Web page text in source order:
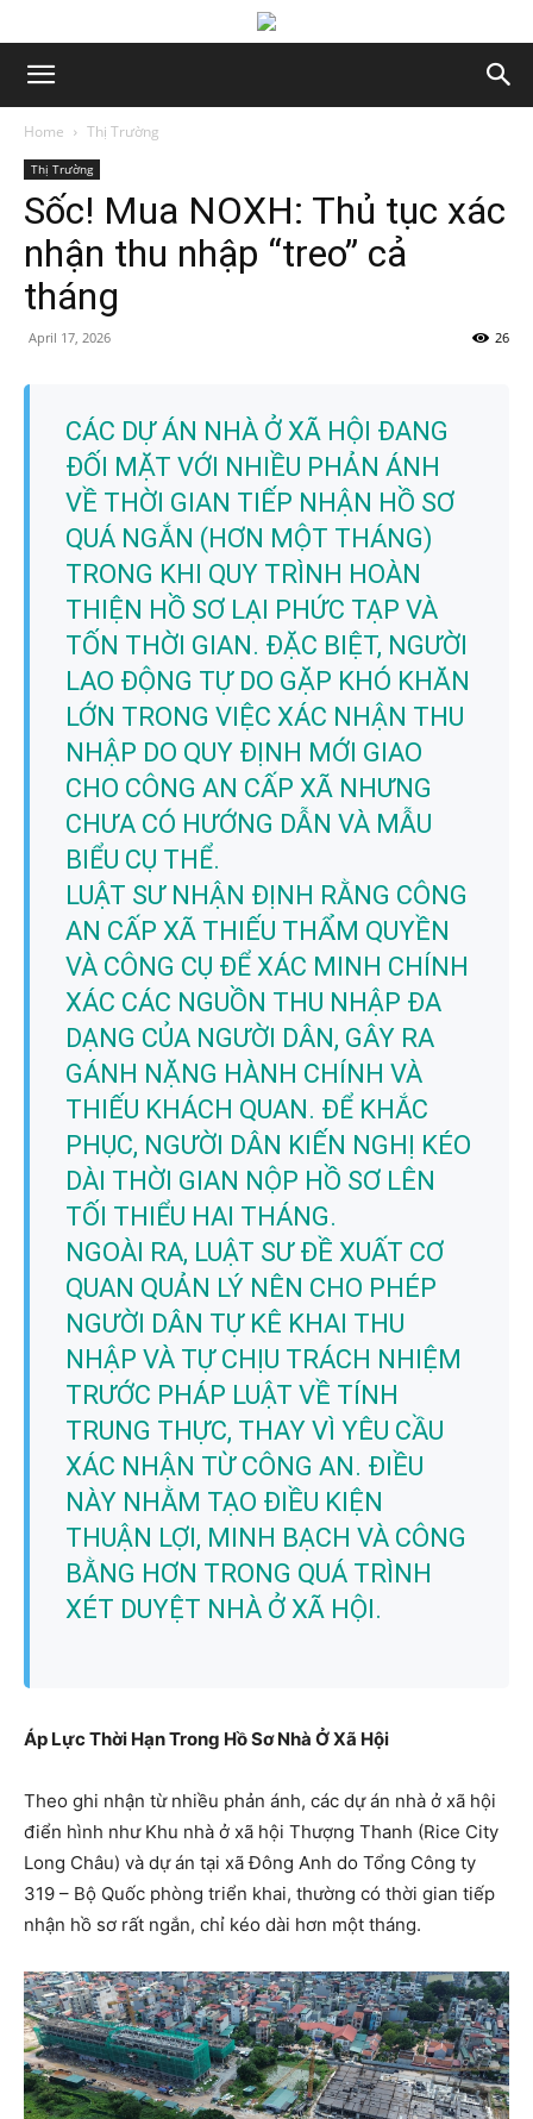
Home Thị Trường
Thị Trường
Sốc! Mua NOXH: Thủ tục xác
nhận thu nhập “treo” cả
tháng
April 17, 2026 26
CÁC DỰ ÁN NHÀ Ở XÃ HỘI ĐANG
ĐỐI MẶT VỚI NHIỀU PHẢN ÁNH
VỀ THỜI GIAN TIẾP NHẬN HỒ SƠ
QUÁ NGẮN (HƠN MỘT THÁNG)
TRONG KHI QUY TRÌNH HOÀN
THIỆN HỒ SƠ LẠI PHỨC TẠP VÀ
TỐN THỜI GIAN. ĐẶC BIỆT, NGƯỜI
LAO ĐỘNG TỰ DO GẶP KHÓ KHĂN
LỚN TRONG VIỆC XÁC NHẬN THU
NHẬP DO QUY ĐỊNH MỚI GIAO
CHO CÔNG AN CẤP XÃ NHƯNG
CHƯA CÓ HƯỚNG DẪN VÀ MẪU
BIỂU CỤ THỂ.
LUẬT SƯ NHẬN ĐỊNH RẰNG CÔNG
AN CẤP XÃ THIẾU THẨM QUYỀN
VÀ CÔNG CỤ ĐỂ XÁC MINH CHÍNH
XÁC CÁC NGUỒN THU NHẬP ĐA
DẠNG CỦA NGƯỜI DÂN, GÂY RA
GÁNH NẶNG HÀNH CHÍNH VÀ
THIẾU KHÁCH QUAN. ĐỂ KHẮC
PHỤC, NGƯỜI DÂN KIẾN NGHỊ KÉO
DÀI THỜI GIAN NỘP HỒ SƠ LÊN
TỐI THIỂU HAI THÁNG.
NGOÀI RA, LUẬT SƯ ĐỀ XUẤT CƠ
QUAN QUẢN LÝ NÊN CHO PHÉP
NGƯỜI DÂN TỰ KÊ KHAI THU
NHẬP VÀ TỰ CHỊU TRÁCH NHIỆM
TRƯỚC PHÁP LUẬT VỀ TÍNH
TRUNG THỰC, THAY VÌ YÊU CẦU
XÁC NHẬN TỪ CÔNG AN. ĐIỀU
NÀY NHẰM TẠO ĐIỀU KIỆN
THUẬN LỢI, MINH BẠCH VÀ CÔNG
BẰNG HƠN TRONG QUÁ TRÌNH
XÉT DUYỆT NHÀ Ở XÃ HỘI.
Áp Lực Thời Hạn Trong Hồ Sơ Nhà Ở Xã Hội
Theo ghi nhận từ nhiều phản ánh, các dự án nhà ở xã hội
điển hình như Khu nhà ở xã hội Thượng Thanh (Rice City
Long Châu) và dự án tại xã Đông Anh do Tổng Công ty
319 – Bộ Quốc phòng triển khai, thường có thời gian tiếp
nhận hồ sơ rất ngắn, chỉ kéo dài hơn một tháng.